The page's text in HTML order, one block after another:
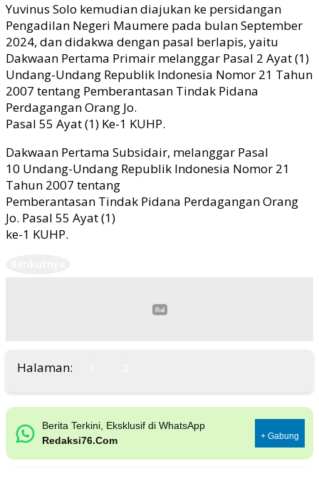
Yuvinus Solo kemudian diajukan ke persidangan
Pengadilan Negeri Maumere pada bulan September
2024, dan didakwa dengan pasal berlapis, yaitu
Dakwaan Pertama Primair melanggar Pasal 2 Ayat (1)
Undang-Undang Republik Indonesia Nomor 21 Tahun
2007 tentang Pemberantasan Tindak Pidana
Perdagangan Orang Jo.
Pasal 55 Ayat (1) Ke-1 KUHP.
Dakwaan Pertama Subsidair, melanggar Pasal
10 Undang-Undang Republik Indonesia Nomor 21
Tahun 2007 tentang
Pemberantasan Tindak Pidana Perdagangan Orang
Jo. Pasal 55 Ayat (1)
ke-1 KUHP.
Halaman:
Berita Terkini, Eksklusif di WhatsApp
Redaksi76.Com
+ Gabung